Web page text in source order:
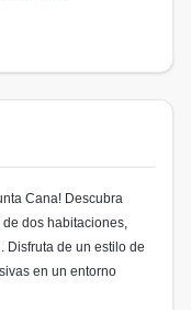
Cana! Descubra
dos habitaciones,
Disfruta de un estilo de
en un entorno